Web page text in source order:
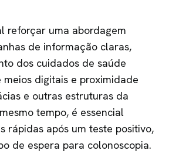
reforçar uma abordagem
de informação claras,
dos cuidados de saúde
meios digitais e proximidade
e outras estruturas da
tempo, é essencial
rápidas após um teste positivo,
de espera para colonoscopia.